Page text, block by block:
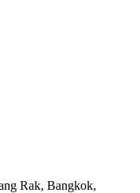
Rak, Bangkok,